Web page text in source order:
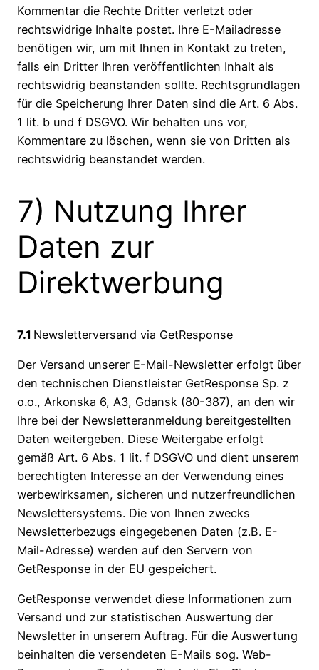
Kommentar die Rechte Dritter verletzt oder
rechtswidrige Inhalte postet. Ihre E-Mailadresse
benötigen wir, um mit Ihnen in Kontakt zu treten,
falls ein Dritter Ihren veröffentlichten Inhalt als
rechtswidrig beanstanden sollte. Rechtsgrundlagen
für die Speicherung Ihrer Daten sind die Art. 6 Abs.
1 lit. b und f DSGVO. Wir behalten uns vor,
Kommentare zu löschen, wenn sie von Dritten als
rechtswidrig beanstandet werden.
7) Nutzung Ihrer
Daten zur
Direktwerbung
7.1 Newsletterversand via GetResponse
Der Versand unserer E-Mail-Newsletter erfolgt über
den technischen Dienstleister GetResponse Sp. z
o.o., Arkonska 6, A3, Gdansk (80-387), an den wir
Ihre bei der Newsletteranmeldung bereitgestellten
Daten weitergeben. Diese Weitergabe erfolgt
gemäß Art. 6 Abs. 1 lit. f DSGVO und dient unserem
berechtigten Interesse an der Verwendung eines
werbewirksamen, sicheren und nutzerfreundlichen
Newslettersystems. Die von Ihnen zwecks
Newsletterbezugs eingegebenen Daten (z.B. E-
Mail-Adresse) werden auf den Servern von
GetResponse in der EU gespeichert.
GetResponse verwendet diese Informationen zum
Versand und zur statistischen Auswertung der
Newsletter in unserem Auftrag. Für die Auswertung
beinhalten die versendeten E-Mails sog. Web-